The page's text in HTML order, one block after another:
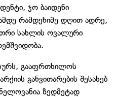
ჯო ბაიდენი
რამდენიმე დღით ადრე,
სახლის ოვალური
გააფრთხილოს
განვითარების შესახებ
ზედმეტად